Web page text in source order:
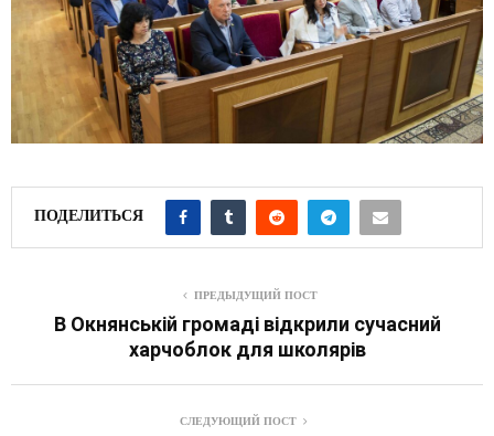
ПОДЕЛИТЬСЯ
ПРЕДЫДУЩИЙ ПОСТ
В Окнянській громаді відкрили сучасний
харчоблок для школярів
СЛЕДУЮЩИЙ ПОСТ